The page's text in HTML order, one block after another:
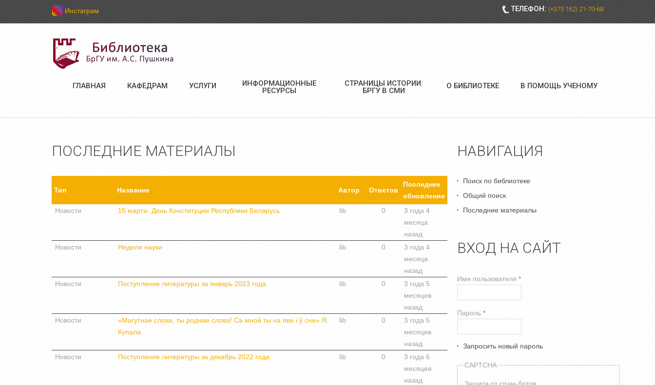
ТЕЛЕФОН: (+375 162) 21-70-68
Инстаграм
ГЛАВНАЯ КАФЕДРАМ УСЛУГИ
ИНФОРМАЦИОННЫЕ
РЕСУРСЫ
СТРАНИЦЫ ИСТОРИИ:
БРГУ В СМИ
О БИБЛИОТЕКЕ В ПОМОЩЬ УЧЕНОМУ
НАВИГАЦИЯ
Поиск по библиотеке
Общий поиск
Последние материалы
ВХОД НА САЙТ
Имя пользователя *
Пароль *
Запросить новый пароль
CAPTCHA
ПОСЛЕДНИЕ МАТЕРИАЛЫ
Тип Название Автор Ответов
Последнее
обновление
Новости
15 марта- День Конституции Республики Беларусь lib 0
3 года 4
месяца
назад
Новости
Неделя науки lib 0
3 года 4
месяца
назад
Новости
Поступление литературы за январь 2023 года lib 0
3 года 5
месяцев
назад
Новости
«Магутнае слова, ты роднае слова! Са мной ты на яве i ў сне» Я.
Купала
lib 0
3 года 5
месяцев
назад
Новости
Поступление литературы за декабрь 2022 года lib 0
3 года 6
месяцев
назад